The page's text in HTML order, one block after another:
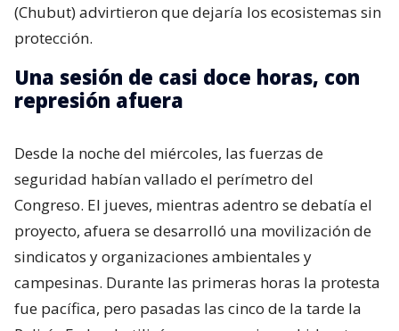
(Chubut) advirtieron que dejaría los ecosistemas sin
protección.
Una sesión de casi doce horas, con
represión afuera
Desde la noche del miércoles, las fuerzas de
seguridad habían vallado el perímetro del
Congreso. El jueves, mientras adentro se debatía el
proyecto, afuera se desarrolló una movilización de
sindicatos y organizaciones ambientales y
campesinas. Durante las primeras horas la protesta
fue pacífica, pero pasadas las cinco de la tarde la